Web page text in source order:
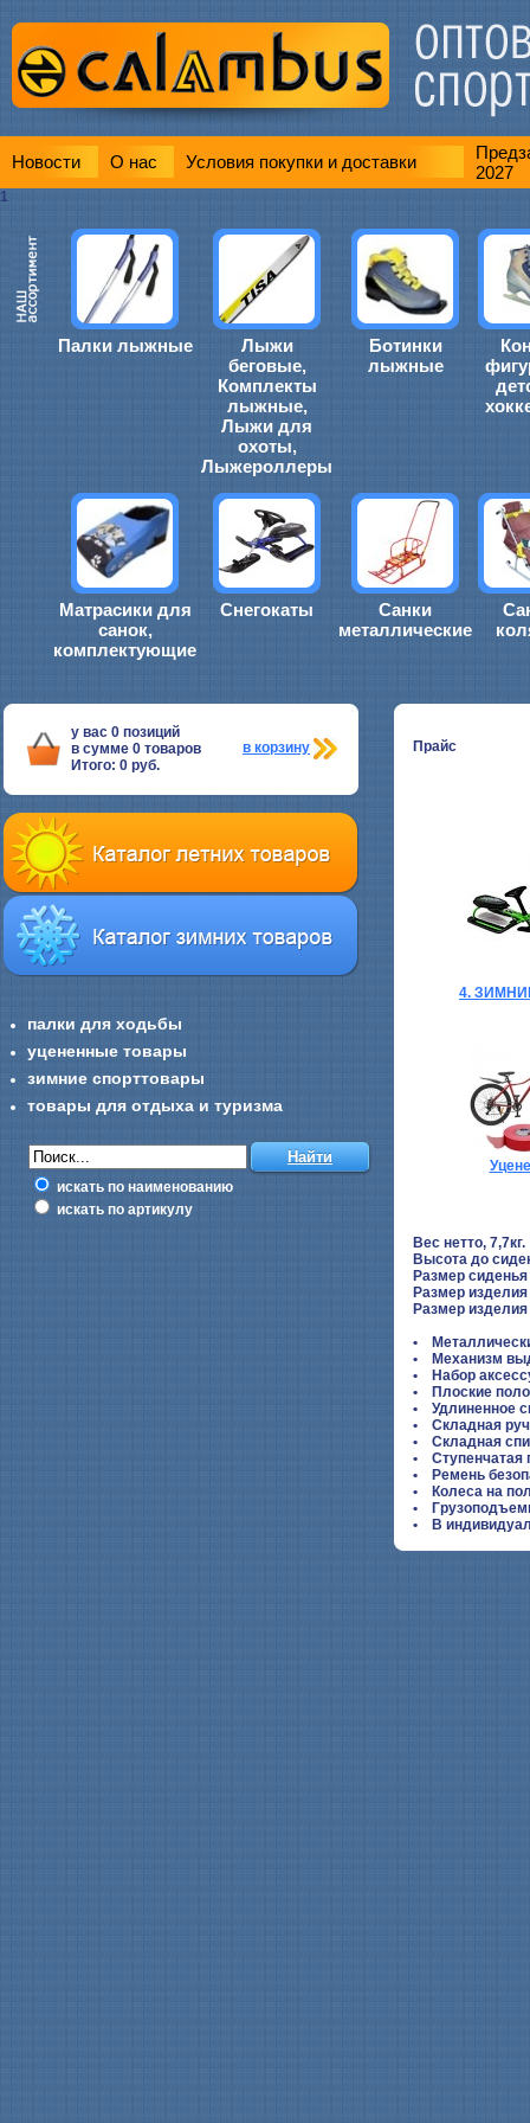
Новости О нас Условия покупки и доставки
2027
1
Палки лыжные
Лыжи
беговые,
Комплекты
лыжные,
Лыжи для
охоты,
Лыжероллеры
Ботинки
лыжные
Матрасики для
санок,
комплектующие
Снегокаты
Санки
металлические
у вас 0 позиций
в сумме 0 товаров
Итого: 0 руб.
в корзину
палки для ходьбы
уцененные товары
зимние спорттовары
товары для отдыха и туризма
искать по наименованию
искать по артикулу
Прайс
4.
Вес нетто, 7,7кг.
Высота до
Размер
Размер
Размер
•
• Механизм
• Набор
• Плоские
• Удлиненное
• Складная
• Складная
• Ступенчатая
• Ремень
• Колеса на
•
• В